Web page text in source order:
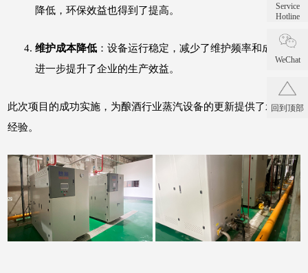
降低，环保效益也得到了提高。
维护成本降低 ：设备运行稳定，减少了维护频率和成本，
进一步提升了企业的生产效益。
此次项目的成功实施，为酿酒行业蒸汽设备的更新提供了示范性
经验。
Service
Hotline
WeChat
回到顶部